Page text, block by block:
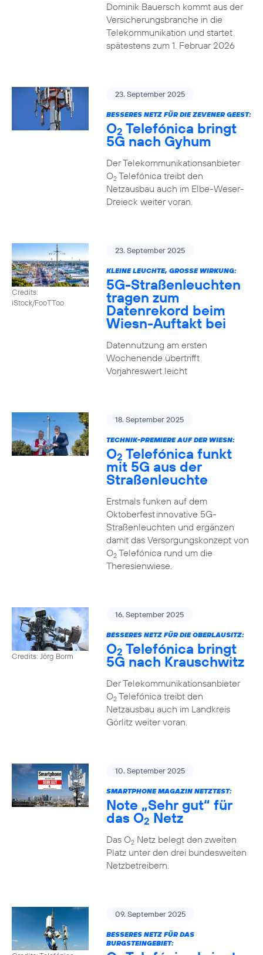
Dominik Bauersch kommt aus der
Versicherungsbranche in die
Telekommunikation und startet
spätestens zum 1. Februar 2026
23. September 2025
BESSERES NETZ FÜR DIE ZEVENER GEEST:
O2 Telefónica bringt
5G nach Gyhum
Der Telekommunikationsanbieter
O2Telefónica treibt den
Netzausbau auch im Elbe-Weser-
Dreieck weiter voran.
Credits:
iStock/FooTToo
23. September 2025
KLEINE LEUCHTE, GROSSE WIRKUNG:
5G-Straßenleuchten
tragen zum
Datenrekord beim
Wiesn-Auftakt bei
Datennutzung am ersten
Wochenende übertrifft
Vorjahreswert leicht
18. September 2025
TECHNIK-PREMIERE AUF DER WIESN:
O2 Telefónica funkt
mit 5G aus der
Straßenleuchte
Erstmals funken auf dem
Oktoberfest innovative 5G-
Straßenleuchten und ergänzen
damit das Versorgungskonzept von
O2Telefónica rund um die
Theresienwiese.
Credits: Jörg Borm
16. September 2025
BESSERES NETZ FÜR DIE OBERLAUSITZ:
O2 Telefónica bringt
5G nach Krauschwitz
Der Telekommunikationsanbieter
O2Telefónica treibt den
Netzausbau auch im Landkreis
Görlitz weiter voran.
10. September 2025
SMARTPHONE MAGAZIN NETZTEST:
Note „Sehr gut“ für
das O2 Netz
Das O2Netz belegt den zweiten
Platz unter den drei bundesweiten
Netzbetreibern.
09. September 2025
BESSERES NETZ FÜR DAS
BURGSTEINGEBIET: